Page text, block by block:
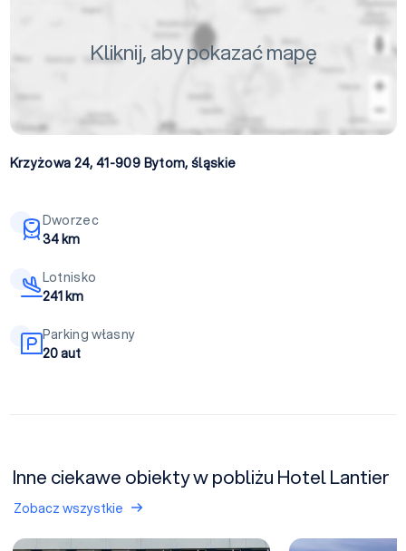
Kliknij, aby pokazać mapę
Krzyżowa 24, 41-909 Bytom, śląskie
Dworzec
34 km
Lotnisko
241 km
Parking własny
20 aut
Inne ciekawe obiekty w pobliżu Hotel Lantier
Zobacz wszystkie